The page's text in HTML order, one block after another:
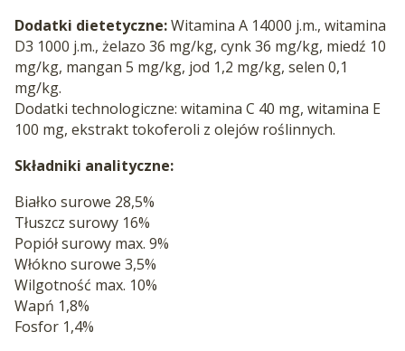
Dodatki dietetyczne:Witamina A 14000 j.m., witamina
D3 1000 j.m., żelazo 36 mg/kg, cynk 36 mg/kg, miedź 10
mg/kg, mangan 5 mg/kg, jod 1,2 mg/kg, selen 0,1
mg/kg.
Dodatki technologiczne: witamina C 40 mg, witamina E
100 mg, ekstrakt tokoferoli z olejów roślinnych.
Składniki analityczne:
Białko surowe 28,5%
Tłuszcz surowy 16%
Popiół surowy max. 9%
Włókno surowe 3,5%
Wilgotność max. 10%
Wapń 1,8%
Fosfor 1,4%